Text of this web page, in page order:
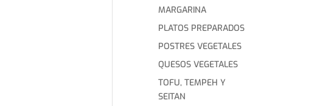
MARGARINA
PLATOS PREPARADOS
POSTRES VEGETALES
QUESOS VEGETALES
TOFU, TEMPEH Y
SEITAN